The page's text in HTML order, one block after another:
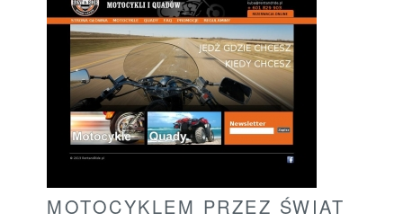
MOTOCYKLEM PRZEZ ŚWIAT